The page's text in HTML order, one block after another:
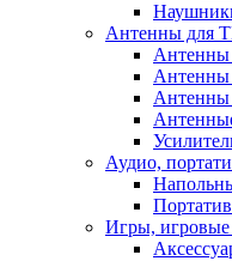
Антенны для
Антенны
Антенны
Аудио,
Игры, игровые